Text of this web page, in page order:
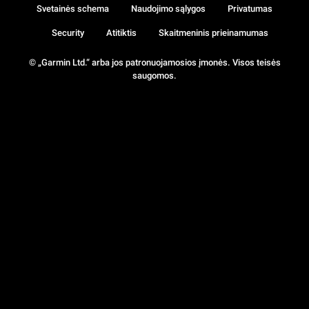
© „Garmin Ltd.“ arba jos patronuojamosios įmonės. Visos teisės
saugomos.
Svetainės schema Naudojimo sąlygos Privatumas
Security Atitiktis Skaitmeninis prieinamumas